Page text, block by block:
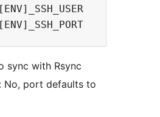
sync with Rsync
: No, port defaults to